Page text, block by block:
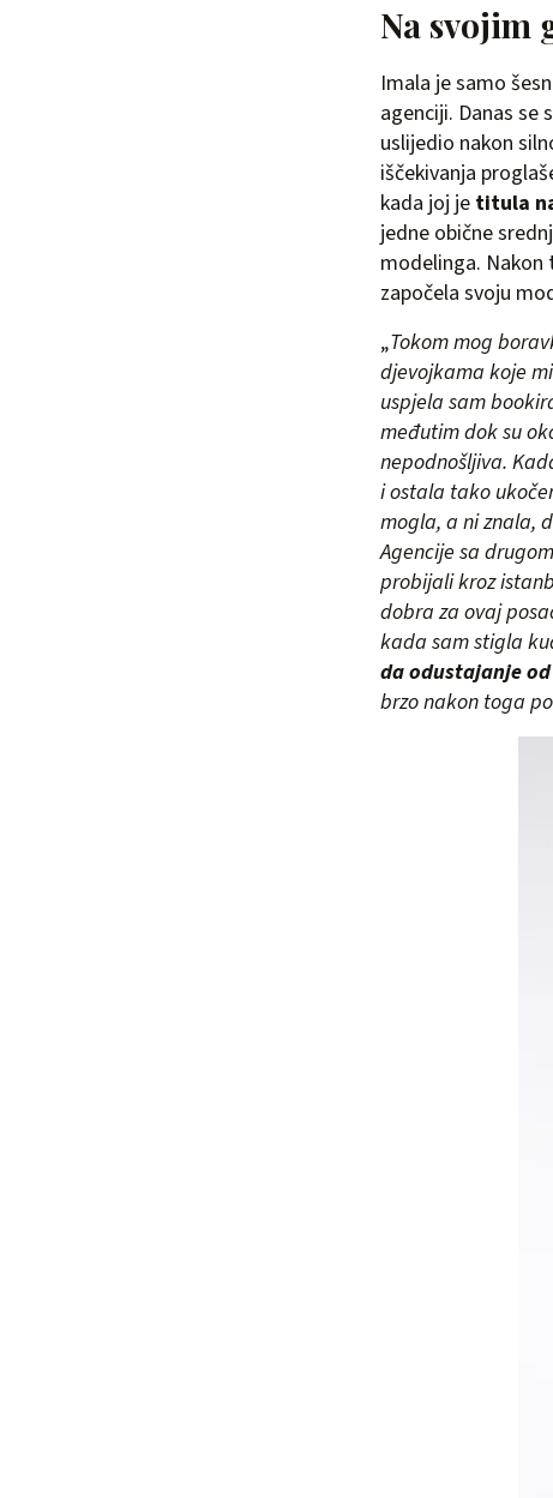
Na svojim
Imala je samo
agenciji. Danas se
uslijedio nakon
iščekivanja
kada joj je titula
jedne obične
modelinga. Nakon
započela svoju
„Tokom mog
djevojkama koje
uspjela sam
međutim dok su
nepodnošljiva.
i ostala tako
mogla, a ni znala,
Agencije sa
probijali kroz
dobra za ovaj
kada sam stigla
da odustajanje
brzo nakon toga